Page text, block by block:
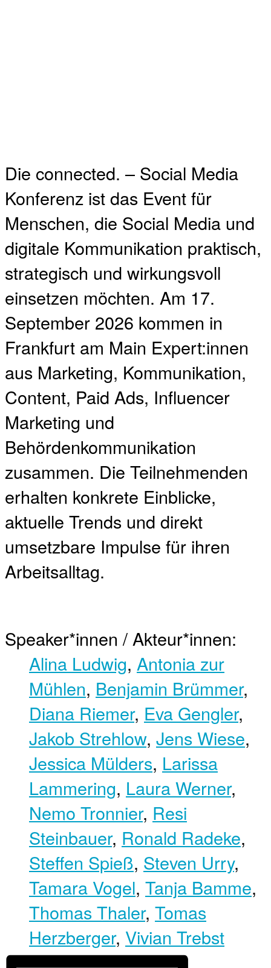
Die connected. – Social Media
Konferenz ist das Event für
Menschen, die Social Media und
digitale Kommunikation praktisch,
strategisch und wirkungsvoll
einsetzen möchten. Am 17.
September 2026 kommen in
Frankfurt am Main Expert:innen
aus Marketing, Kommunikation,
Content, Paid Ads, Influencer
Marketing und
Behördenkommunikation
zusammen. Die Teilnehmenden
erhalten konkrete Einblicke,
aktuelle Trends und direkt
umsetzbare Impulse für ihren
Arbeitsalltag.
Speaker*innen / Akteur*innen:
Alina Ludwig, Antonia zur
Mühlen, Benjamin Brümmer,
Diana Riemer, Eva Gengler,
Jakob Strehlow, Jens Wiese,
Jessica Mülders, Larissa
Lammering, Laura Werner,
Nemo Tronnier, Resi
Steinbauer, Ronald Radeke,
Steffen Spieß, Steven Urry,
Tamara Vogel, Tanja Bamme,
Thomas Thaler, Tomas
Herzberger, Vivian Trebst